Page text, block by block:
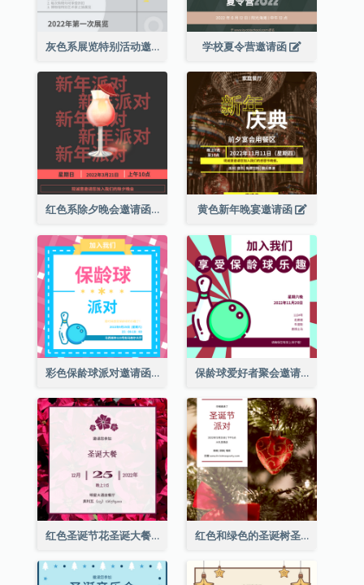
灰色系展览特别活动邀请函 学校夏令营邀请函
红色系除夕晚会邀请函 黄色新年晚宴邀请函
彩色保龄球派对邀请函 保龄球爱好者聚会邀请函
红色圣诞节花圣诞大餐请柬 红色和绿色的圣诞树圣诞派对邀请函